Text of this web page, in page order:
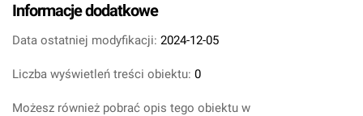
Informacje dodatkowe
Data ostatniej modyfikacji: 2024-12-05
Liczba wyświetleń treści obiektu: 0
Możesz również pobrać opis tego obiektu w